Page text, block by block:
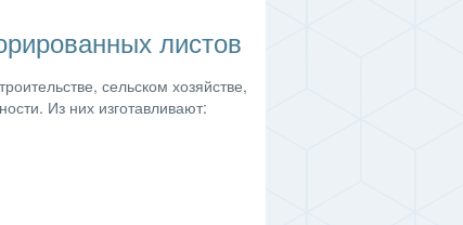
листов
сельском хозяйстве,
Из них изготавливают: